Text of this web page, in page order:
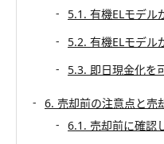
5.1. 有機ELモデル
5.2. 有機ELモデル
5.3. 即日現金化を
6. 売却前の注意点と売
6.1. 売却前に確認